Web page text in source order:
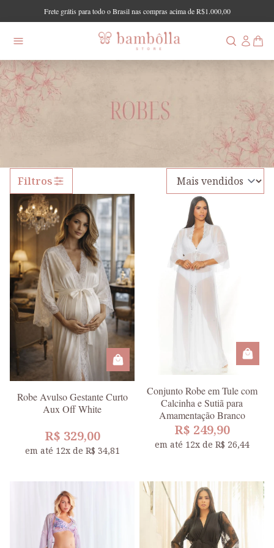
Frete grátis para todo o Brasil nas compras acima de R$1.000,00
Filtros
Robe Avulso Gestante Curto
Aux Off White
R$ 329,00
em até 12x de R$ 34,81
Conjunto Robe em Tule com
Calcinha e Sutiã para
Amamentação Branco
R$ 249,90
em até 12x de R$ 26,44